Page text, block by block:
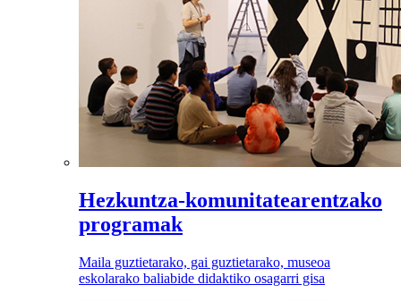
Hezkuntza-komunitatearentzako
programak
Maila guztietarako, gai guztietarako, museoa
eskolarako baliabide didaktiko osagarri gisa